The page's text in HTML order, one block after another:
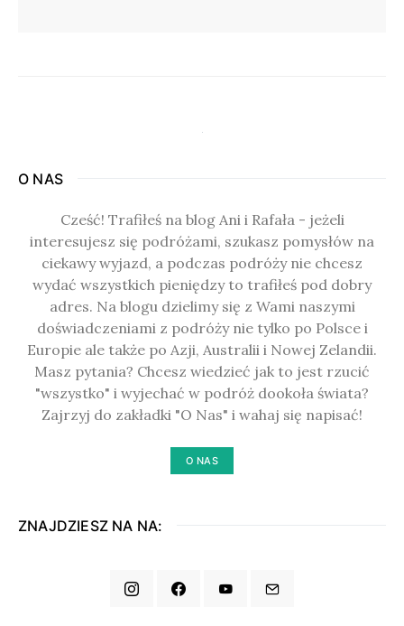
O NAS
Cześć! Trafiłeś na blog Ani i Rafała - jeżeli
interesujesz się podróżami, szukasz pomysłów na
ciekawy wyjazd, a podczas podróży nie chcesz
wydać wszystkich pieniędzy to trafiłeś pod dobry
adres. Na blogu dzielimy się z Wami naszymi
doświadczeniami z podróży nie tylko po Polsce i
Europie ale także po Azji, Australii i Nowej Zelandii.
Masz pytania? Chcesz wiedzieć jak to jest rzucić
"wszystko" i wyjechać w podróż dookoła świata?
Zajrzyj do zakładki "O Nas" i wahaj się napisać!
O NAS
ZNAJDZIESZ NA NA: